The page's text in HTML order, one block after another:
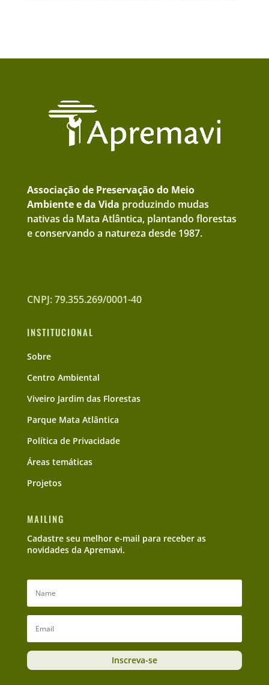
Associação de Preservação do Meio
Ambiente e da Vida produzindo mudas
nativas da Mata Atlântica, plantando florestas
e conservando a natureza desde 1987.
CNPJ: 79.355.269/0001-40
INSTITUCIONAL
Sobre
Centro Ambiental
Viveiro Jardim das Florestas
Parque Mata Atlântica
Política de Privacidade
Áreas temáticas
Projetos
MAILING
Cadastre seu melhor e-mail para receber as
novidades da Apremavi.
Inscreva-se